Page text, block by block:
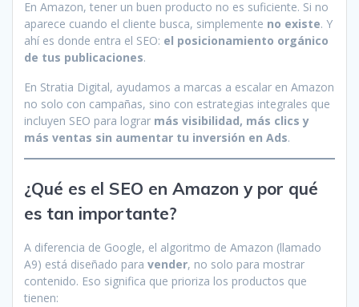
En Amazon, tener un buen producto no es suficiente. Si no
aparece cuando el cliente busca, simplemente no existe. Y
ahí es donde entra el SEO: el posicionamiento orgánico
de tus publicaciones.
En Stratia Digital, ayudamos a marcas a escalar en Amazon
no solo con campañas, sino con estrategias integrales que
incluyen SEO para lograr más visibilidad, más clics y
más ventas sin aumentar tu inversión en Ads.
¿Qué es el SEO en Amazon y por qué
es tan importante?
A diferencia de Google, el algoritmo de Amazon (llamado
A9) está diseñado para vender, no solo para mostrar
contenido. Eso significa que prioriza los productos que
tienen: